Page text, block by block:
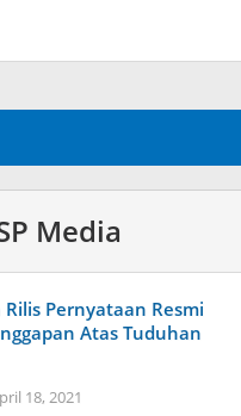
Media
Rilis Pernyataan Resmi
Atas Tuduhan
18, 2021